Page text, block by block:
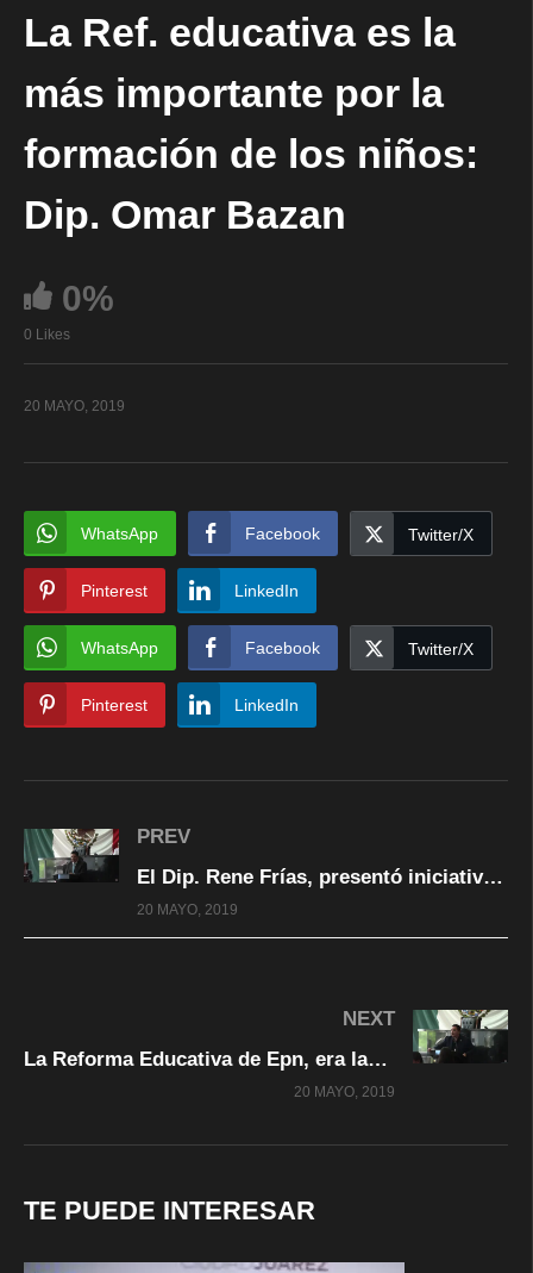
La Ref. educativa es la
más importante por la
formación de los niños:
Dip. Omar Bazan
0%
0 Likes
20 MAYO, 2019
WhatsApp Facebook Twitter/X
Pinterest LinkedIn
WhatsApp Facebook Twitter/X
Pinterest LinkedIn
PREV
El Dip. Rene Frías, presentó iniciativa del Senado sobre la Reforma Educativa
20 MAYO, 2019
NEXT
La Reforma Educativa de Epn, era laboral, intimidatoria: Dip. Parga Amado
20 MAYO, 2019
TE PUEDE INTERESAR